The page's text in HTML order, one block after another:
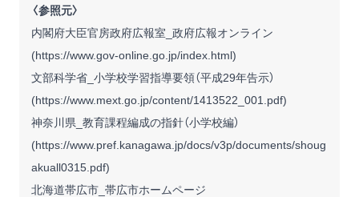
〈参照元〉
内閣府大臣官房政府広報室_政府広報オンライン
(https://www.gov-online.go.jp/index.html)
文部科学省_小学校学習指導要領（平成29年告示）
(https://www.mext.go.jp/content/1413522_001.pdf)
神奈川県_教育課程編成の指針（小学校編）
(https://www.pref.kanagawa.jp/docs/v3p/documents/shoug
akuall0315.pdf)
北海道帯広市_帯広市ホームページ